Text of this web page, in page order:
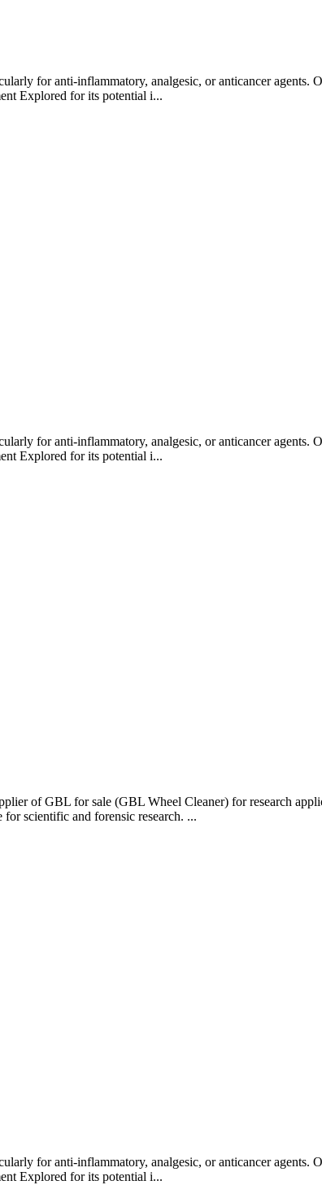
for anti-inflammatory, analgesic, or anticancer agents.
Explored for its potential i...
for anti-inflammatory, analgesic, or anticancer agents.
Explored for its potential i...
of GBL for sale (GBL Wheel Cleaner) for research
scientific and forensic research. ...
for anti-inflammatory, analgesic, or anticancer agents.
Explored for its potential i...